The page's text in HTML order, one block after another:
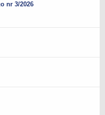
nr 3/2026